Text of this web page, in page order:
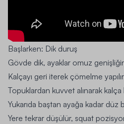
Başlarken: Dik duruş
Gövde dik, ayaklar omuz
Kalçayı geri iterek çömelme
Topuklardan kuvvet alınarak kalça
Yukarıda baştan ayağa kadar düz
Yere tekrar düşülür, squat